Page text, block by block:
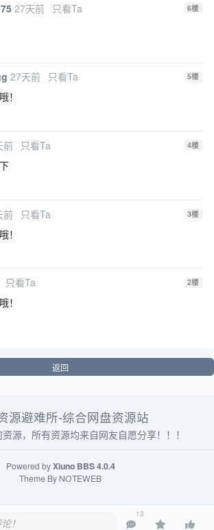
！
13
27天前 只看Ta 6楼
27天前 只看Ta 5楼
！
前 只看Ta 4楼
前 只看Ta 3楼
！
只看Ta 2楼
！
返回
源避难所-综合网盘资源站
源，所有资源均来自网友自愿分享！！！
Powered byXiuno BBS4.0.4
Theme By NOTEWEB